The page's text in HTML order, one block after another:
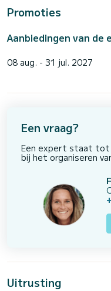
Promoties
Aanbiedingen van de
08 aug. - 31 jul. 2027
Een vraag?
Een expert staat tot
bij het organiseren
Uitrusting